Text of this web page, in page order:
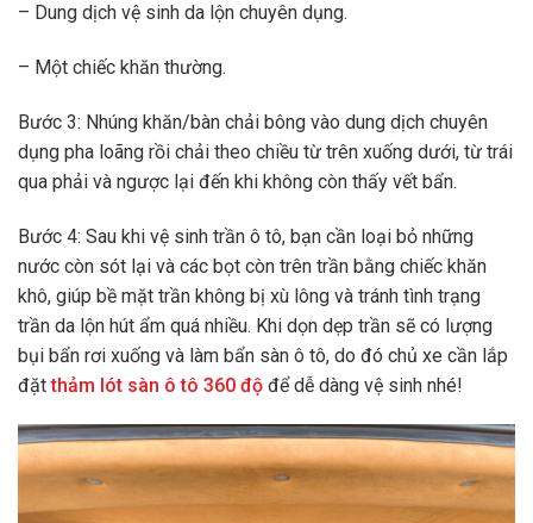
– Dung dịch vệ sinh da lộn chuyên dụng.
– Một chiếc khăn thường.
Bước 3: Nhúng khăn/bàn chải bông vào dung dịch chuyên
dụng pha loãng rồi chải theo chiều từ trên xuống dưới, từ trái
qua phải và ngược lại đến khi không còn thấy vết bẩn.
Bước 4: Sau khi vệ sinh trần ô tô, bạn cần loại bỏ những
nước còn sót lại và các bọt còn trên trần bằng chiếc khăn
khô, giúp bề mặt trần không bị xù lông và tránh tình trạng
trần da lộn hút ẩm quá nhiều. Khi dọn dẹp trần sẽ có lượng
bụi bẩn rơi xuống và làm bẩn sàn ô tô, do đó chủ xe cần lắp
đặtthảm lót sàn ô tô 360 độ để dễ dàng vệ sinh nhé!